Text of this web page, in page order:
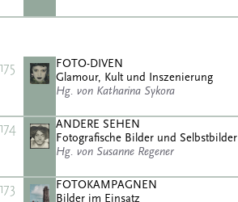
175
FOTO-DIVEN
Glamour, Kult und Inszenierung
Hg. von Katharina Sykora
174
ANDERE SEHEN
Fotografische Bilder und Selbstbilder
Hg. von Susanne Regener
173
FOTOKAMPAGNEN
Bilder im Einsatz